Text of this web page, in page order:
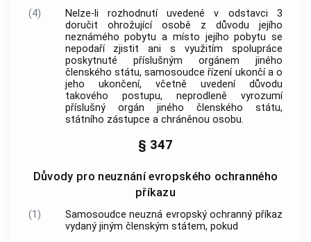
(4)
Nelze-li rozhodnutí uvedené v odstavci 3
doručit ohrožující osobě z důvodu jejího
neznámého pobytu a místo jejího pobytu se
nepodaří zjistit ani s využitím spolupráce
poskytnuté příslušným orgánem jiného
členského státu, samosoudce řízení ukončí a o
jeho ukončení, včetně uvedení důvodu
takového postupu, neprodleně vyrozumí
příslušný orgán jiného členského státu,
státního zástupce a chráněnou osobu.
§ 347
Důvody pro neuznání evropského ochranného
příkazu
(1)
Samosoudce neuzná evropský ochranný příkaz
vydaný jiným členským státem, pokud